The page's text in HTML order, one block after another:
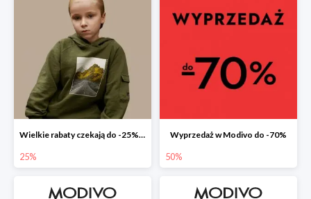
Wielkie rabaty czekają do -25% na nieprzecenione produkty
25%
Wyprzedaż w Modivo do -70%
50%